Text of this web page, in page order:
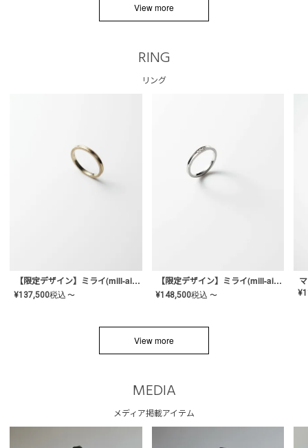
View more
RING
リング
【限定デザイン】ミライ(mill-ai)リング
¥137,500税込 〜
【限定デザイン】ミライ(mill-ai)リング
¥148,500税込 〜 ¥
View more
MEDIA
メディア掲載アイテム